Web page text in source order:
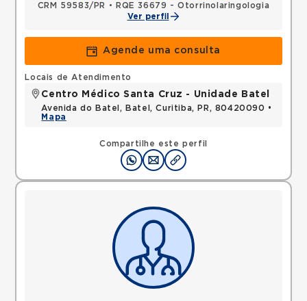
CRM 59583/PR
•
RQE 36679 - Otorrinolaringologia
Ver perfil
Agende uma consulta
Compartilhe este perfil
Locais de Atendimento
Centro Médico Santa Cruz - Unidade Batel
Avenida do Batel, Batel, Curitiba, PR, 80420090 •
Mapa